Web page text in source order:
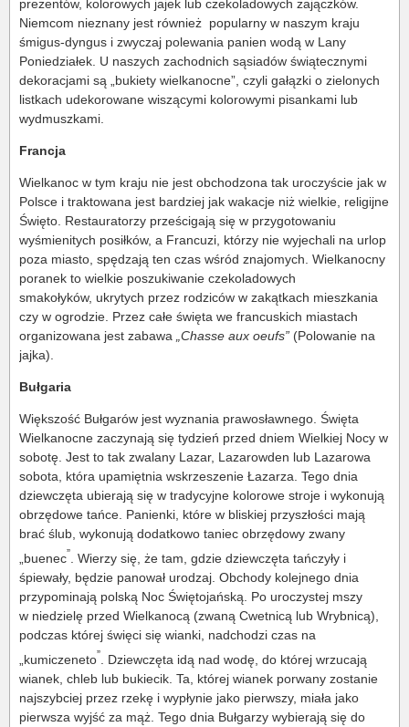
prezentów, kolorowych jajek lub czekoladowych zajączków.
Niemcom nieznany jest również popularny w naszym kraju
śmigus-dyngus i zwyczaj polewania panien wodą w Lany
Poniedziałek. U naszych zachodnich sąsiadów świątecznymi
dekoracjami są „bukiety wielkanocne”, czyli gałązki o zielonych
listkach udekorowane wiszącymi kolorowymi pisankami lub
wydmuszkami.
Francja
Wielkanoc w tym kraju nie jest obchodzona tak uroczyście jak w
Polsce i traktowana jest bardziej jak wakacje niż wielkie, religijne
Święto. Restauratorzy prześcigają się w przygotowaniu
wyśmienitych posiłków, a Francuzi, którzy nie wyjechali na urlop
poza miasto, spędzają ten czas wśród znajomych. Wielkanocny
poranek to wielkie poszukiwanie czekoladowych
smakołyków, ukrytych przez rodziców w zakątkach mieszkania
czy w ogrodzie. Przez całe święta we francuskich miastach
organizowana jest zabawa „Chasse aux oeufs” (Polowanie na
jajka).
Bułgaria
Większość Bułgarów jest wyznania prawosławnego. Święta
Wielkanocne zaczynają się tydzień przed dniem Wielkiej Nocy w
sobotę. Jest to tak zwalany Lazar, Lazarowden lub Lazarowa
sobota, która upamiętnia wskrzeszenie Łazarza. Tego dnia
dziewczęta ubierają się w tradycyjne kolorowe stroje i wykonują
obrzędowe tańce. Panienki, które w bliskiej przyszłości mają
brać ślub, wykonują dodatkowo taniec obrzędowy zwany
„buenec”
. Wierzy się, że tam, gdzie dziewczęta tańczyły i
śpiewały, będzie panował urodzaj. Obchody kolejnego dnia
przypominają polską Noc Świętojańską. Po uroczystej mszy
w niedzielę przed Wielkanocą (zwaną Cwetnicą lub Wrybnicą),
podczas której święci się wianki, nadchodzi czas na
„kumiczeneto”
. Dziewczęta idą nad wodę, do której wrzucają
wianek, chleb lub bukiecik. Ta, której wianek porwany zostanie
najszybciej przez rzekę i wypłynie jako pierwszy, miała jako
pierwsza wyjść za mąż. Tego dnia Bułgarzy wybierają się do